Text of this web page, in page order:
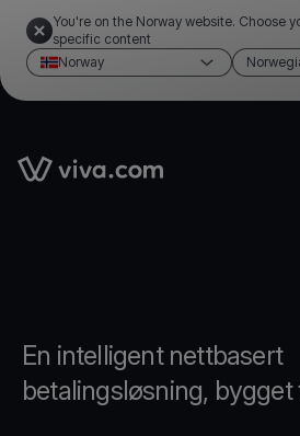
You're on the Norway website. Choose
specific content
Norway
Link to the homepage
En intelligent nettbasert
betalingsløsning,